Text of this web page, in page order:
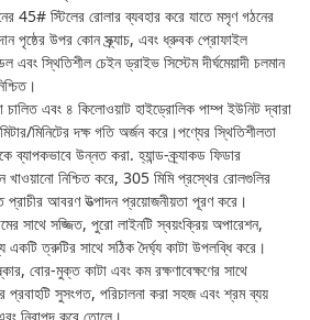
45# স্টিলের রোলার ব্যবহার করে যাতে মসৃণ গঠনের
পৃষ্ঠের উপর কোন স্ক্র্যাচ, এবং ধ্রুবক প্রোফাইল
স্থিতিশীল চেইন ড্রাইভ সিস্টেম দীর্ঘমেয়াদী চলমান
চালিত এবং ৪ কিলোওয়াট হাইড্রোলিক পাম্প ইউনিট দ্বারা
মিনিটের দক্ষ গতি অর্জন করে।পণ্যের স্থিতিশীলতা
ব্যাপকভাবে উন্নত করা. হ্যান্ড-ক্র্যাকড ফিডার
খাওয়ানো নিশ্চিত করে, 305 মিমি প্রস্থের রোলগুলির
আবরণ উত্পাদন প্রয়োজনীয়তা পূরণ করে।
সাথে সজ্জিত, পুরো লাইনটি স্বয়ংক্রিয় অপারেশন,
একটি ত্রুটির সাথে সঠিক দৈর্ঘ্য কাটা উপলব্ধি করে।
বোর-মুক্ত কাটা এবং কম রক্ষণাবেক্ষণের সাথে
প্রবাহটি সুসংগত, পরিচালনা করা সহজ এবং শ্রম ব্যয়